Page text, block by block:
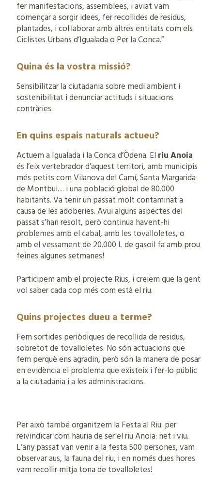
fer manifestacions, assemblees, i aviat vam
començar a sorgir idees, fer recollides de residus,
plantades, i col·laborar amb altres entitats com els
Ciclistes Urbans d’Igualada o Per la Conca.”
Quina és la vostra missió?
Sensibilitzar la ciutadania sobre medi ambient i
sostenibilitat i denunciar actituds i situacions
contràries.
En quins espais naturals actueu?
Actuem a Igualada i la Conca d’Òdena. El riu Anoia
és l’eix vertebrador d’aquest territori, amb municipis
més petits com Vilanova del Camí, Santa Margarida
de Montbui… i una població global de 80.000
habitants. Va tenir un passat molt contaminat a
causa de les adoberies. Avui alguns aspectes del
passat s’han resolt, però continua havent-hi
problemes amb el cabal, amb les tovalloletes, o
amb el vessament de 20.000 L de gasoil fa amb prou
feines algunes setmanes!
Participem amb el projecte Rius, i creiem que la gent
vol saber cada cop més com està el riu.
Quins projectes dueu a terme?
Fem sortides periòdiques de recollida de residus,
sobretot de tovalloletes. No són actuacions que
fem perquè ens agradin, però són la manera de posar
en evidència el problema que existeix i fer-lo públic
a la ciutadania i a les administracions.
Per això també organitzem la Festa al Riu: per
reivindicar com hauria de ser el riu Anoia: net i viu.
L’any passat van venir a la festa 500 persones, vam
observar aus, la fauna del riu, i en només dues hores
vam recollir mitja tona de tovalloletes!